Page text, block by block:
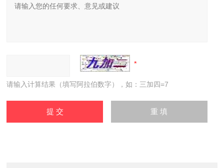
请输入计算结果（填写阿拉伯数字），如：三加四=7